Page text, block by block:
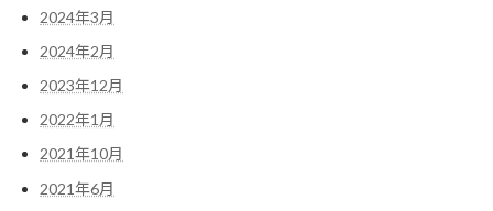
2024年3月
2024年2月
2023年12月
2022年1月
2021年10月
2021年6月